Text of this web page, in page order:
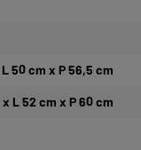
50 cm x P 56,5 cm
L 52 cm x P 60 cm